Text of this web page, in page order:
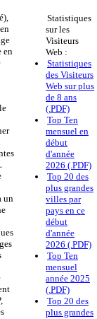
en
un
Statistiques
sur les
Visiteurs
Web :
Statistiques
des Visiteurs
Web sur plus
de 8 ans
(.PDF)
Top Ten
mensuel en
début
d'année
2026 (.PDF)
Top 20 des
plus grandes
villes par
pays en ce
début
d'année
2026 (.PDF)
Top Ten
mensuel
année 2025
(.PDF)
Top 20 des
plus grandes